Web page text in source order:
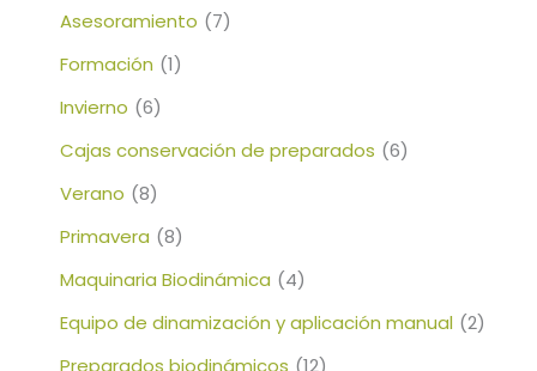
Asesoramiento (7)
Formación (1)
Invierno (6)
Cajas conservación de preparados (6)
Verano (8)
Primavera (8)
Maquinaria Biodinámica (4)
Equipo de dinamización y aplicación manual (2)
Preparados biodinámicos (12)